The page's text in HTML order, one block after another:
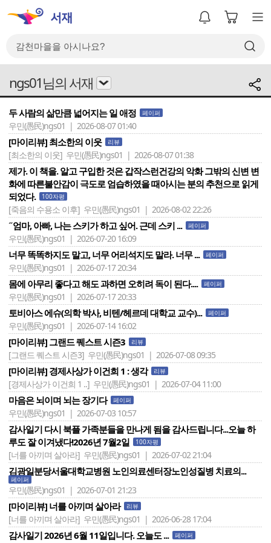
ngs01님의 서재
두 사람의 삶만큼 넓어지는 일 애정 페이퍼
우민(愚民)ngs01 | 2026-08-07 01:40
[마이리뷰] 최소한의 이웃 리뷰
[최소한의 이웃] 우민(愚民)ngs01 | 2026-08-07 01:38
제가. 이 책을. 알고 구입한 것은 갑작스런건강의 악화 그밖의 신변 변
화에 따른불안감이 극도로 엄습하였을 때아시는 분의 추천으로 읽게
되었다.
100자평
[죽음의 수용소 이후] 우민(愚民)ngs01 | 2026-08-02 22:26
˝엄마, 아빠, 나는 스키가 하고 싶어. 근데 스키 ... 페이퍼
우민(愚民)ngs01 | 2026-07-20 16:09
너무 똑똑하지도 말고, 너무 어리석지도 말라. 너무 ... 페이퍼
우민(愚民)ngs01 | 2026-07-17 20:34
몸에 아무리 좋다고 해도 과하면 오히려 독이 된다.... 페이퍼
우민(愚民)ngs01 | 2026-07-17 20:33
토비아스 에슈(의학 박사, 비텐/헤르데 대학교 교수)... 페이퍼
우민(愚民)ngs01 | 2026-07-14 16:02
[마이리뷰] 그랜드 퀘스트 시즌3 리뷰
[그랜드 퀘스트 시즌3] 우민(愚民)ngs01 | 2026-07-08 09:35
[마이리뷰] 경제사상가 이건희 1 : 생각 리뷰
[경제사상가 이건희 1 ..] 우민(愚民)ngs01 | 2026-07-04 11:00
마음은 뇌이며 뇌는 장기다 페이퍼
우민(愚民)ngs01 | 2026-07-03 10:57
감사일기 다시 북플 가족분들을 만나게 됨을 감사드립니다...오늘 하
루도 잘 이겨냈다!2026년 7월2일
100자평
[너를 아끼며 살아라] 우민(愚民)ngs01 | 2026-07-02 21:04
김광일분당서울대학교병원 노인의료센터장노인성질병 치료의...
페이퍼
우민(愚民)ngs01 | 2026-07-01 21:23
[마이리뷰] 너를 아끼며 살아라 리뷰
[너를 아끼며 살아라] 우민(愚民)ngs01 | 2026-06-28 17:04
감사일기 2026년 6월 11일입니다. 오늘도 ... 페이퍼